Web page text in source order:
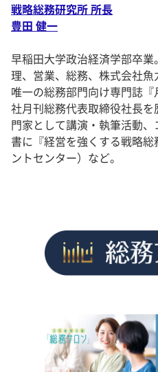
戦略総務研究所 所長
豊田 健一
早稲田大学政治経済学部卒
理、営業、総務、株式会社
唯一の総務部門向け専門誌
社月刊総務代表取締役社長
門家として講演・執筆活動
書に『経営を強くする戦略
ントセンター）など。